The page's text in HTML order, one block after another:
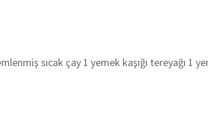
sıcak çay 1 yemek kaşığı tereyağı 1